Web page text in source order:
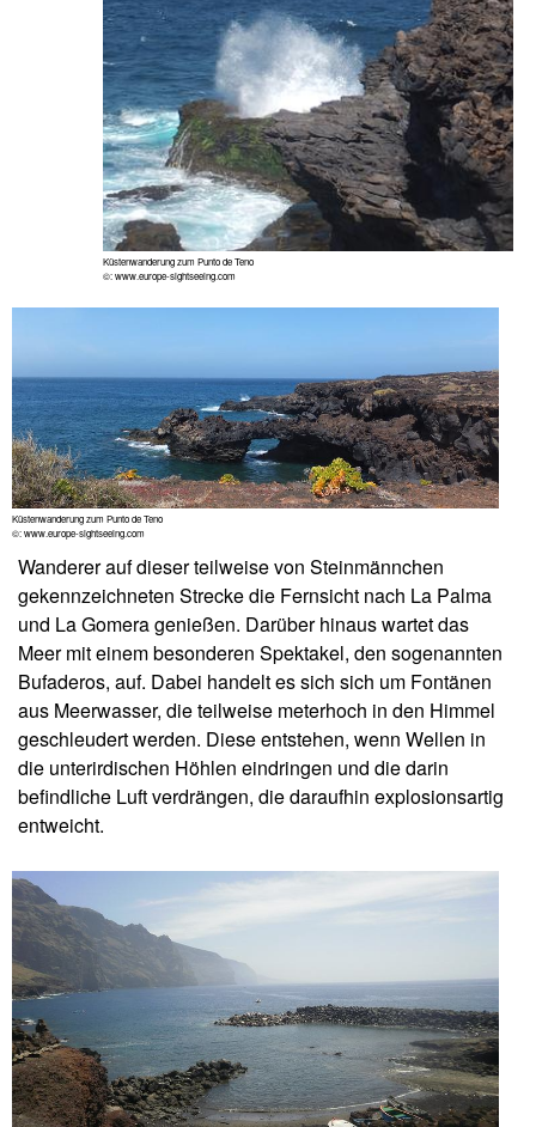
Küstenwanderung zum Punto de Teno
©: www.europe-sightseeing.com
Küstenwanderung zum Punto de Teno
©: www.europe-sightseeing.com
Wanderer auf dieser teilweise von Steinmännchen
gekennzeichneten Strecke die Fernsicht nach La Palma
und La Gomera genießen. Darüber hinaus wartet das
Meer mit einem besonderen Spektakel, den sogenannten
Bufaderos, auf. Dabei handelt es sich sich um Fontänen
aus Meerwasser, die teilweise meterhoch in den Himmel
geschleudert werden. Diese entstehen, wenn Wellen in
die unterirdischen Höhlen eindringen und die darin
befindliche Luft verdrängen, die daraufhin explosionsartig
entweicht.